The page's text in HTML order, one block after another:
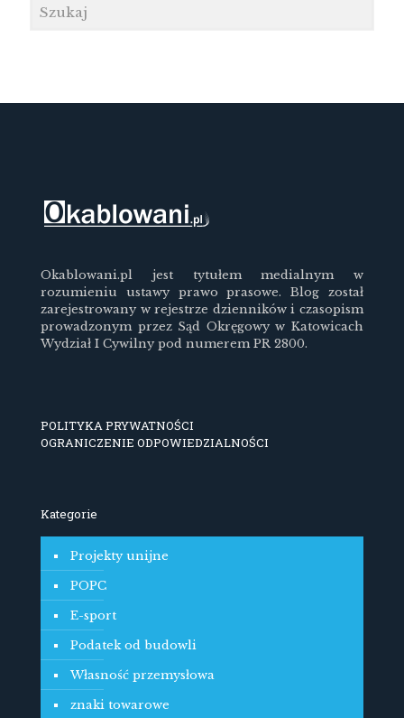
Okablowani.pl jest tytułem medialnym w
rozumieniu ustawy prawo prasowe. Blog został
zarejestrowany w rejestrze dzienników i czasopism
prowadzonym przez Sąd Okręgowy w Katowicach
Wydział I Cywilny pod numerem PR 2800.
POLITYKA PRYWATNOŚCI
OGRANICZENIE ODPOWIEDZIALNOŚCI
Kategorie
Projekty unijne
POPC
E-sport
Podatek od budowli
Własność przemysłowa
znaki towarowe